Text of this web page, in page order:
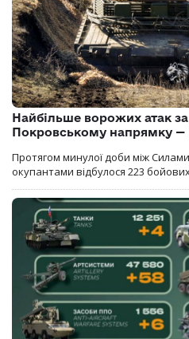
Найбільше ворожих атак
Покровському напрямку —
Протягом минулої доби між
окупантами відбулося 223